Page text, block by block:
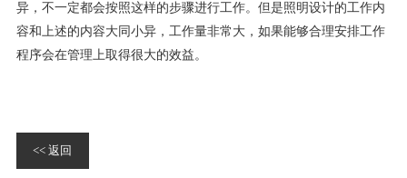
异，不一定都会按照这样的步骤进行工作。但是照明设计的工作内
容和上述的内容大同小异，工作量非常大，如果能够合理安排工作
程序会在管理上取得很大的效益。
<< 返回